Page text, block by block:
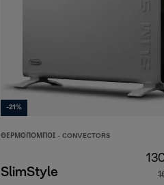
-21%
ΘΕΡΜΟΠΟΜΠΟΊ - CONVECTORS
SlimStyle